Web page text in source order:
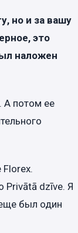
но и за вашу
это
наложен
А потом ее
Privātā dzīve. Я
был один